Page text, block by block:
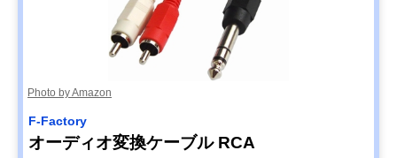
Photo by Amazon
F-Factory
オーディオ変換ケーブル RCA